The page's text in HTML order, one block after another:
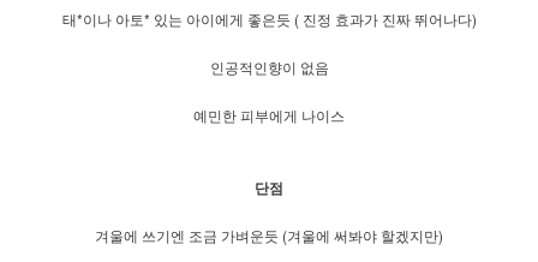
태*이나 아토* 있는 아이에게 좋은듯 ( 진정 효과가 진짜 뛰어나다)
인공적인향이 없음
예민한 피부에게 나이스
단점
​겨울에 쓰기엔 조금 가벼운듯 (겨울에 써봐야 할겠지만)